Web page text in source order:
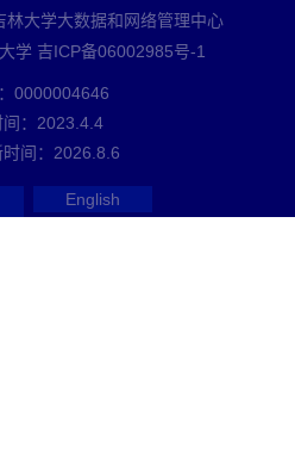
大学大数据和网络管理中心
学 吉ICP备06002985号-1
0000004646
： 2023 4 4
间： 2026 8 6
English